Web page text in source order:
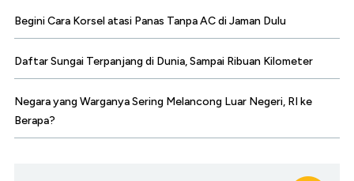
Begini Cara Korsel atasi Panas Tanpa AC di Jaman Dulu
Daftar Sungai Terpanjang di Dunia, Sampai Ribuan Kilometer
Negara yang Warganya Sering Melancong Luar Negeri, RI ke
Berapa?